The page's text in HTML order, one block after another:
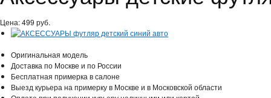
Цена:499 руб.
Оригинальная модель
Доставка по Москве и по России
Бесплатная примерка в салоне
Выезд курьера на примерку в Москве и в Московской области